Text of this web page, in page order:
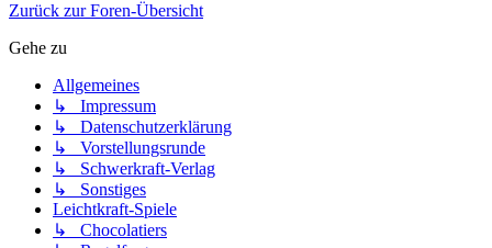
Zurück zur Foren-Übersicht
Gehe zu
Allgemeines
↳ Impressum
↳ Datenschutzerklärung
↳ Vorstellungsrunde
↳ Schwerkraft-Verlag
↳ Sonstiges
Leichtkraft-Spiele
↳ Chocolatiers